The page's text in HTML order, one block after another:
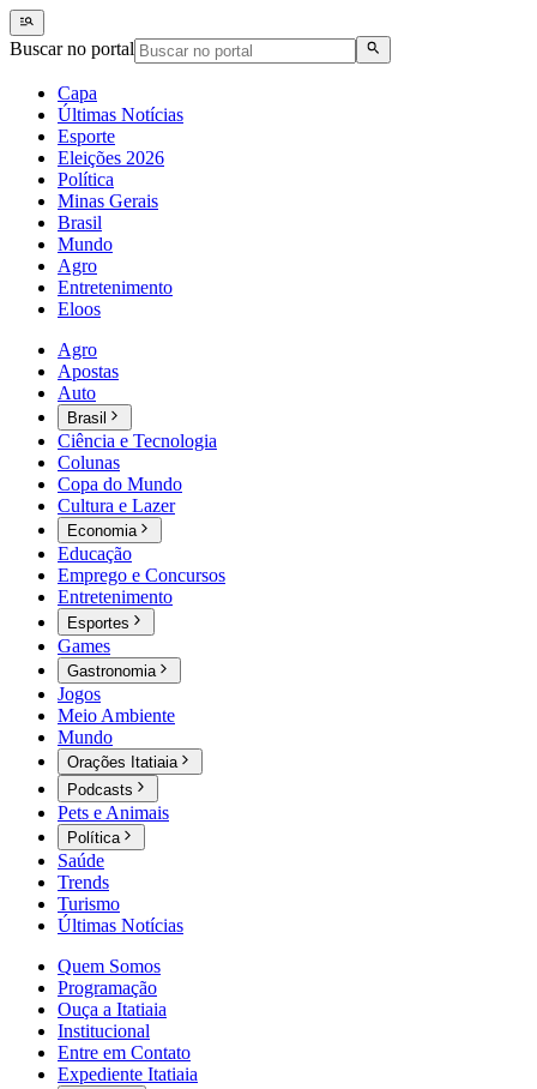
Buscar no portal
Capa
Últimas Notícias
Esporte
Eleições 2026
Política
Minas Gerais
Brasil
Mundo
Agro
Entretenimento
Eloos
Agro
Apostas
Auto
Brasil
Ciência e Tecnologia
Colunas
Copa do Mundo
Cultura e Lazer
Economia
Educação
Emprego e Concursos
Entretenimento
Esportes
Games
Gastronomia
Jogos
Meio Ambiente
Mundo
Orações Itatiaia
Podcasts
Pets e Animais
Política
Saúde
Trends
Turismo
Últimas Notícias
Quem Somos
Programação
Ouça a Itatiaia
Institucional
Entre em Contato
Expediente Itatiaia